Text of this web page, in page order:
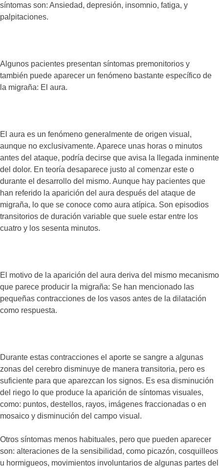
síntomas son: Ansiedad, depresión, insomnio, fatiga, y
palpitaciones.
Algunos pacientes presentan síntomas premonitorios y
también puede aparecer un fenómeno bastante específico de
la migraña: El aura.
El aura es un fenómeno generalmente de origen visual,
aunque no exclusivamente. Aparece unas horas o minutos
antes del ataque, podría decirse que avisa la llegada inminente
del dolor. En teoría desaparece justo al comenzar este o
durante el desarrollo del mismo. Aunque hay pacientes que
han referido la aparición del aura después del ataque de
migraña, lo que se conoce como aura atípica. Son episodios
transitorios de duración variable que suele estar entre los
cuatro y los sesenta minutos.
El motivo de la aparición del aura deriva del mismo mecanismo
que parece producir la migraña: Se han mencionado las
pequeñas contracciones de los vasos antes de la dilatación
como respuesta.
Durante estas contracciones el aporte se sangre a algunas
zonas del cerebro disminuye de manera transitoria, pero es
suficiente para que aparezcan los signos. Es esa disminución
del riego lo que produce la aparición de síntomas visuales,
como: puntos, destellos, rayos, imágenes fraccionadas o en
mosaico y disminución del campo visual.
Otros síntomas menos habituales, pero que pueden aparecer
son: alteraciones de la sensibilidad, como picazón, cosquilleos
u hormigueos, movimientos involuntarios de algunas partes del